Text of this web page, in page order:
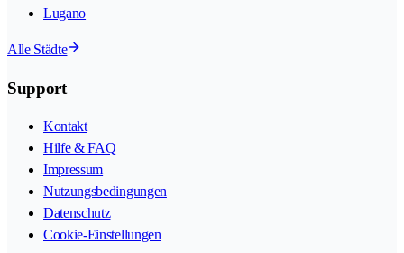
Lugano
Alle Städte
Support
Kontakt
Hilfe & FAQ
Impressum
Nutzungsbedingungen
Datenschutz
Cookie-Einstellungen